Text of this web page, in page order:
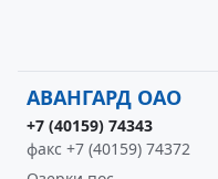
АВАНГАРД ОАО
+7 (40159) 74343
факс +7 (40159) 74372